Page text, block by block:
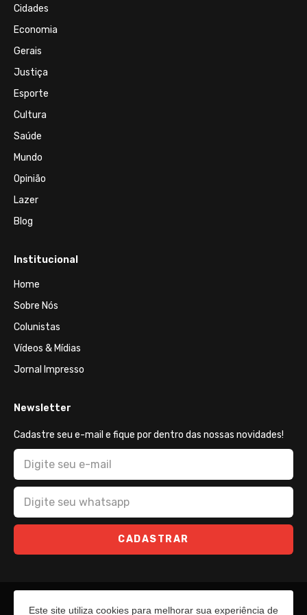
Cidades
Economia
Gerais
Justiça
Esporte
Cultura
Saúde
Mundo
Opinião
Lazer
Blog
Institucional
Home
Sobre Nós
Colunistas
Vídeos & Mídias
Jornal Impresso
Newsletter
Cadastre seu e-mail e fique por dentro das nossas novidades!
CADASTRAR
Este site utiliza cookies para melhorar sua experiência de